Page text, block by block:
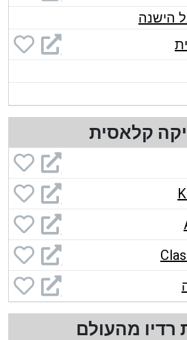
קלאסית
רדיו מהעולם